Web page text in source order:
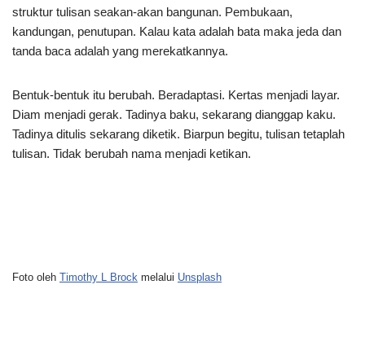
struktur tulisan seakan-akan bangunan. Pembukaan,
kandungan, penutupan. Kalau kata adalah bata maka jeda dan
tanda baca adalah yang merekatkannya.
Bentuk-bentuk itu berubah. Beradaptasi. Kertas menjadi layar.
Diam menjadi gerak. Tadinya baku, sekarang dianggap kaku.
Tadinya ditulis sekarang diketik. Biarpun begitu, tulisan tetaplah
tulisan. Tidak berubah nama menjadi ketikan.
Foto oleh Timothy L Brock melalui Unsplash